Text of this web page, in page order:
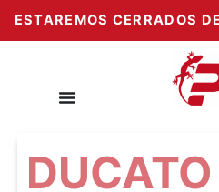
ESTAREMOS CERRADOS
DUCATO